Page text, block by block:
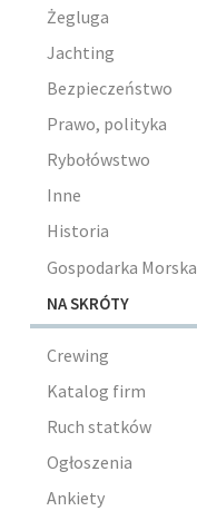
Żegluga
Jachting
Bezpieczeństwo
Prawo, polityka
Rybołówstwo
Inne
Historia
Gospodarka Morska
NA SKRÓTY
Crewing
Katalog firm
Ruch statków
Ogłoszenia
Ankiety